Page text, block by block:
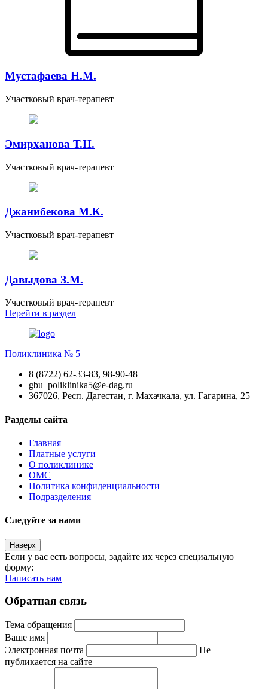
Мустафаева Н.М.
Участковый врач-терапевт
Эмирханова Т.Н.
Участковый врач-терапевт
Джанибекова М.К.
Участковый врач-терапевт
Давыдова З.М.
Участковый врач-терапевт
Перейти в раздел
Поликлиника № 5
8 (8722) 62-33-83, 98-90-48
gbu_poliklinika5@e-dag.ru
367026, Респ. Дагестан, г. Махачкала, ул. Гагарина, 25
Разделы сайта
Главная
Платные услуги
О поликлинике
ОМС
Политика конфиденциальности
Подразделения
Следуйте за нами
Наверх
Если у вас есть вопросы, задайте их через специальную
форму:
Написать нам
Обратная связь
Тема обращения
Ваше имя
Электронная почта
Не
публикается на сайте